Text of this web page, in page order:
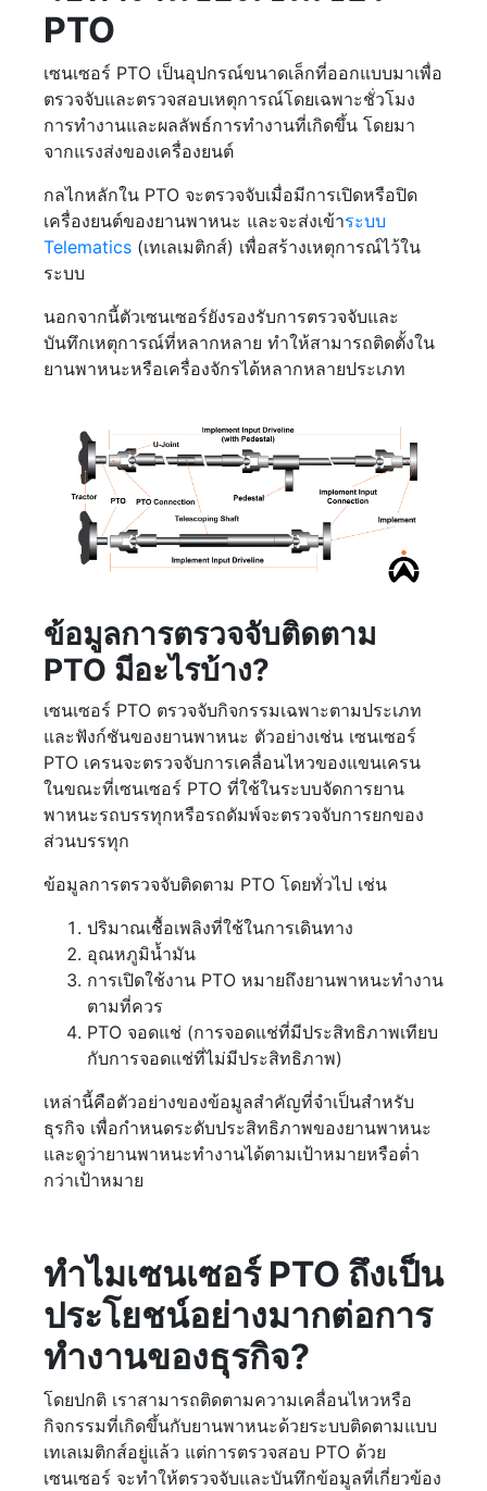
PTO
เซนเซอร์ PTO เป็นอุปกรณ์ขนาดเล็กที่ออกแบบมาเพื่อ
ตรวจจับและตรวจสอบเหตุการณ์โดยเฉพาะชั่วโมง
การทำงานและผลลัพธ์การทำงานที่เกิดขึ้น โดยมา
จากแรงส่งของเครื่องยนต์
กลไกหลักใน PTO จะตรวจจับเมื่อมีการเปิดหรือปิด
เครื่องยนต์ของยานพาหนะ และจะส่งเข้าระบบ
Telematics (เทเลเมติกส์) เพื่อสร้างเหตุการณ์ไว้ใน
ระบบ
นอกจากนี้ตัวเซนเซอร์ยังรองรับการตรวจจับและ
บันทึกเหตุการณ์ที่หลากหลาย ทำให้สามารถติดตั้งใน
ยานพาหนะหรือเครื่องจักรได้หลากหลายประเภท
ข้อมูลการตรวจจับติดตาม
PTO มีอะไรบ้าง?
เซนเซอร์ PTO ตรวจจับกิจกรรมเฉพาะตามประเภท
และฟังก์ชันของยานพาหนะ ตัวอย่างเช่น เซนเซอร์
PTO เครนจะตรวจจับการเคลื่อนไหวของแขนเครน
ในขณะที่เซนเซอร์ PTO ที่ใช้ในระบบจัดการยาน
พาหนะรถบรรทุกหรือรถดัมพ์จะตรวจจับการยกของ
ส่วนบรรทุก
ข้อมูลการตรวจจับติดตาม PTO โดยทั่วไป เช่น
ปริมาณเชื้อเพลิงที่ใช้ในการเดินทาง
อุณหภูมิน้ำมัน
การเปิดใช้งาน PTO หมายถึงยานพาหนะทำงาน
ตามที่ควร
PTO จอดแช่ (การจอดแช่ที่มีประสิทธิภาพเทียบ
กับการจอดแช่ที่ไม่มีประสิทธิภาพ)
เหล่านี้คือตัวอย่างของข้อมูลสำคัญที่จำเป็นสำหรับ
ธุรกิจ เพื่อกำหนดระดับประสิทธิภาพของยานพาหนะ
และดูว่ายานพาหนะทำงานได้ตามเป้าหมายหรือต่ำ
กว่าเป้าหมาย
ทำไมเซนเซอร์ PTO ถึงเป็น
ประโยชน์อย่างมากต่อการ
ทำงานของธุรกิจ?
โดยปกติ เราสามารถติดตามความเคลื่อนไหวหรือ
กิจกรรมที่เกิดขึ้นกับยานพาหนะด้วยระบบติดตามแบบ
เทเลเมติกส์อยู่แล้ว แต่การตรวจสอบ PTO ด้วย
เซนเซอร์ จะทำให้ตรวจจับและบันทึกข้อมูลที่เกี่ยวข้อง